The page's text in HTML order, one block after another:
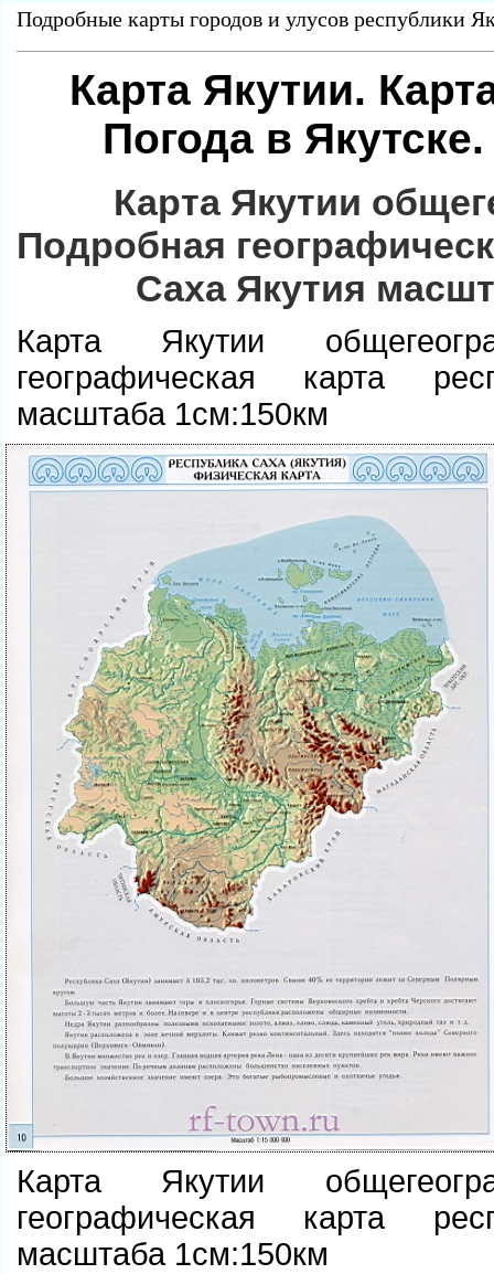
Подробные карты городов и улусов республики
Карта Якутии.
Погода в
Карта Якутии
Подробная
Саха Якутия
Карта Якутии
географическая карта
масштаба 1см:150км
Карта Якутии
географическая карта
масштаба 1см:150км